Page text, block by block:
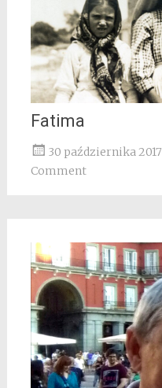
Fatima
30 października 2017
Comment